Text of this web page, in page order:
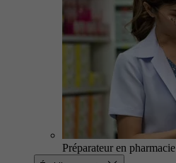
Préparateur en pharmacie